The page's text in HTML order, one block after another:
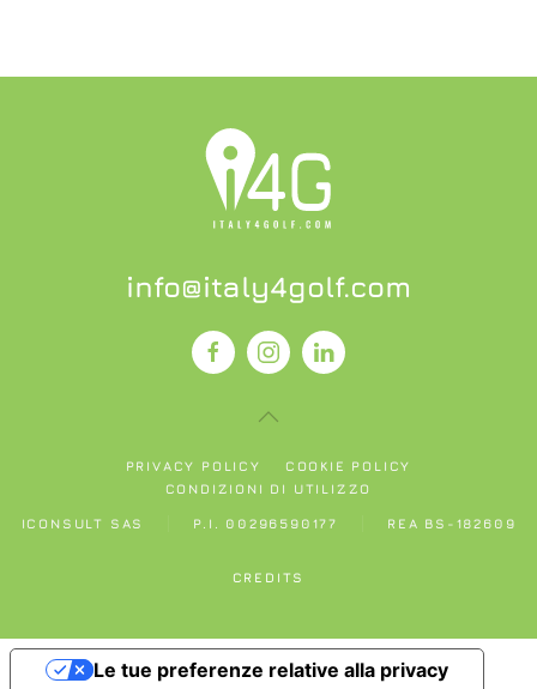
info@italy4golf.com
PRIVACY POLICY
COOKIE POLICY
CONDIZIONI DI UTILIZZO
ICONSULT SAS P.I. 00296590177 REA BS-182609
CREDITS
Le tue preferenze relative alla privacy